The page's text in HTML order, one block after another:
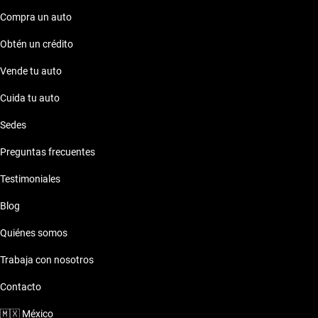
Compra un auto
Obtén un crédito
Vende tu auto
Cuida tu auto
Sedes
Preguntas frecuentes
Testimoniales
Blog
Quiénes somos
Trabaja con nosotros
Contacto
🇲🇽 México